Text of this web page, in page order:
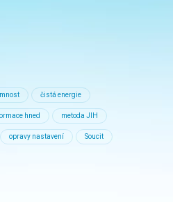
čistá energie
hned metoda JIH
opravy nastavení Soucit